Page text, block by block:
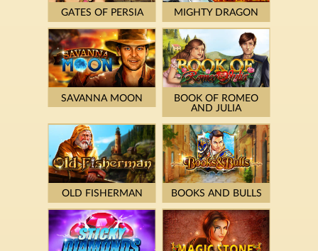
GATES OF PERSIA MIGHTY DRAGON
SAVANNA MOON
BOOK OF ROMEO
AND JULIA
OLD FISHERMAN BOOKS AND BULLS